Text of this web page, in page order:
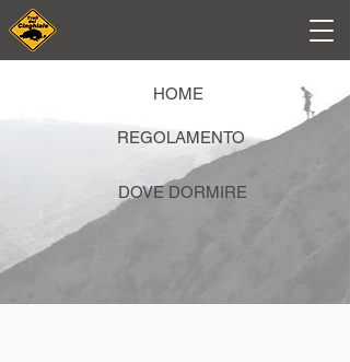
HOME
REGOLAMENTO
DOVE DORMIRE